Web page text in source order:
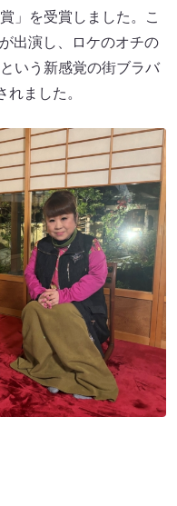
」を受賞しました。こ
出演し、ロケのオチの
いう新感覚の街ブラバ
ました。